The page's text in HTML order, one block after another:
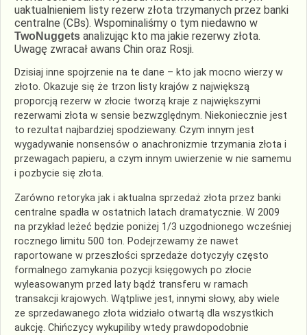
uaktualnieniem listy rezerw złota trzymanych przez banki
centralne (CBs). Wspominaliśmy o tym niedawno w
TwoNuggets analizując kto ma jakie rezerwy złota.
Uwagę zwracał awans Chin oraz Rosji.
Dzisiaj inne spojrzenie na te dane – kto jak mocno wierzy w
złoto. Okazuje się że trzon listy krajów z największą
proporcją rezerw w złocie tworzą kraje z największymi
rezerwami złota w sensie bezwzględnym. Niekoniecznie jest
to rezultat najbardziej spodziewany. Czym innym jest
wygadywanie nonsensów o anachronizmie trzymania złota i
przewagach papieru, a czym innym uwierzenie w nie samemu
i pozbycie się złota.
Zarówno retoryka jak i aktualna sprzedaż złota przez banki
centralne spadła w ostatnich latach dramatycznie. W 2009
na przykład leżeć będzie poniżej 1/3 uzgodnionego wcześniej
rocznego limitu 500 ton. Podejrzewamy że nawet
raportowane w przeszłości sprzedaże dotyczyły często
formalnego zamykania pozycji księgowych po złocie
wyleasowanym przed laty bądź transferu w ramach
transakcji krajowych. Wątpliwe jest, innymi słowy, aby wiele
ze sprzedawanego złota widziało otwartą dla wszystkich
aukcję. Chińczycy wykupiliby wtedy prawdopodobnie